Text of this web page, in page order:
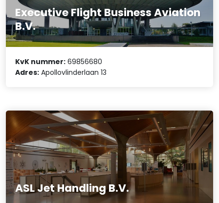
Executive Flight Business Aviation
B.V.
KvK nummer: 69856680
Adres: Apollovlinderlaan 13
ASL Jet Handling B.V.